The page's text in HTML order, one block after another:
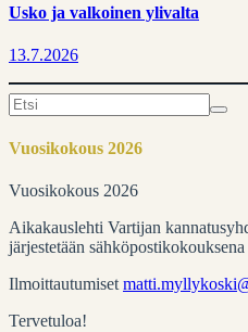
Usko ja valkoinen ylivalta
13.7.2026
Search
for:
Vuosikokous 2026
Vuosikokous 2026
Aikakauslehti Vartijan
järjestetään
Ilmoittautumiset
Tervetuloa!